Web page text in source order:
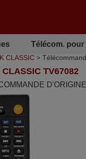
Télécom.
CLASSIC >
TV67082